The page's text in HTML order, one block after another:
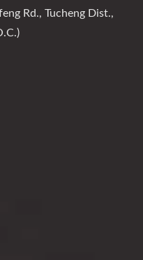
Rd., Tucheng Dist.,